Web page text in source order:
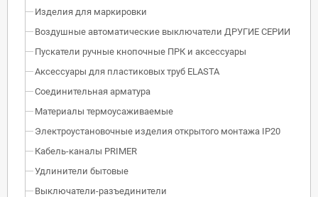
Изделия для маркировки
Воздушные автоматические выключатели ДРУГИЕ СЕРИИ
Пускатели ручные кнопочные ПРК и аксессуары
Аксессуары для пластиковых труб ELASTA
Соединительная арматура
Материалы термоусаживаемые
Электроустановочные изделия открытого монтажа IP20
Кабель-каналы PRIMER
Удлинители бытовые
Выключатели-разъединители